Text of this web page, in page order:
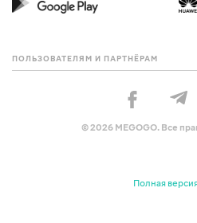
ПОЛЬЗОВАТЕЛЯМ И ПАРТНЁРАМ
© 2026 MEGOGO. Все
Полная